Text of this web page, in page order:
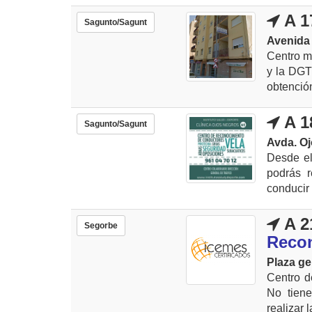
Sagunto/Sagunt A
Avenida
Centro
y la
Sagunto/Sagunt A
Avda.
Desde
podrás
conducir
Segorbe
A
Plaza
Centro
No
realizar